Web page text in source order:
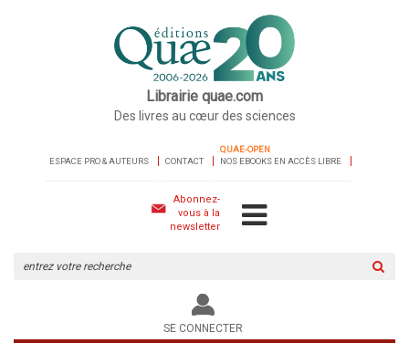
Librairie quae.com
Des livres au cœur des sciences
ESPACE PRO & AUTEURS CONTACT
QUAE-OPEN
NOS EBOOKS EN ACCÈS LIBRE
Abonnez-
vous à la
newsletter
le
site
SE CONNECTER